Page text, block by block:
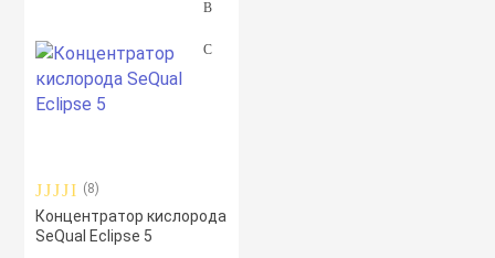
(8)
Концентратор кислорода
SeQual Eclipse 5